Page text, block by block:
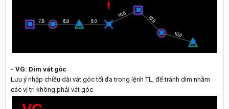
- VG: Dim vát góc
Lưu ý nhập chiều dài vát góc tối đa trong lệnh TL, để tránh dim nhầm
các vị trí không phải vát góc